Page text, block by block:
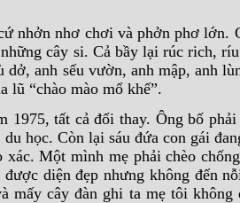
nhởn nhơ chơi và phởn phơ lớn.
cây si. Cả bầy lại rúc rich,
dở, anh sếu vườn, anh mập, anh
lũ “chào mào mổ khế”.
1975, tất cả đổi thay. Ông bố
học. Còn lại sáu đứa con gái
xác. Một mình mẹ phải chèo
diện đẹp nhưng không đến
mấy cây đàn ghi ta mẹ tôi